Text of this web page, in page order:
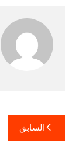
تصفّح
المقالات
السابق